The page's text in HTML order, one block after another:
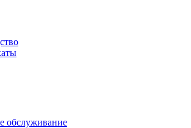
обслуживание